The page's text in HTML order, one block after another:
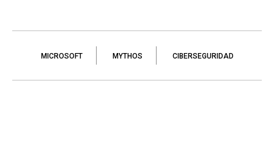
MICROSOFT MYTHOS CIBERSEGURIDAD